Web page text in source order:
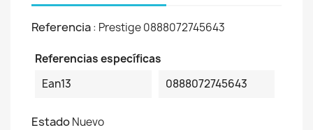
Referencia: Prestige 0888072745643
Referencias específicas
Ean13
0888072745643
EstadoNuevo